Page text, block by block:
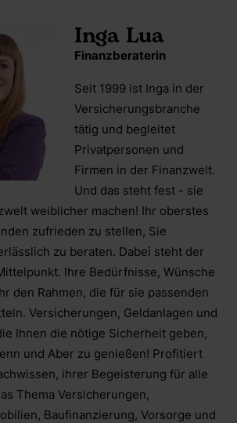
Inga Lua
Finanzberaterin
Seit 1999 ist Inga in der
Versicherungsbranche
tätig und begleitet
Privatpersonen und
Firmen in der Finanzwelt.
Und das steht fest - sie
weiblicher machen! Ihr oberstes
zufrieden zu stellen, Sie
zu beraten. Dabei steht der
Ihre Bedürfnisse, Wünsche
den Rahmen, die für sie passenden
Versicherungen, Geldanlagen und
Ihnen die nötige Sicherheit geben,
und Aber zu genießen! Profitiert
ihrer Begeisterung für alle
Thema Versicherungen,
Baufinanzierung, Vorsorge und